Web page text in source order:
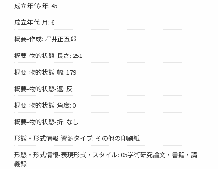
成立年代-年: 45
成立年代-月: 6
概要-作成: 坪井正五郎
概要-物的状態-長さ: 251
概要-物的状態-幅: 179
概要-物的状態-返: 反
概要-物的状態-角度: 0
概要-物的状態-折: なし
形態・形式情報-資源タイプ: その他の印刷紙
形態・形式情報-表現形式・スタイル: 05学術研究論文・書籍・講
義録